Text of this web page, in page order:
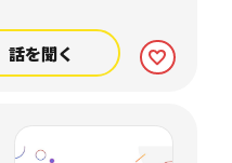
話を聞く